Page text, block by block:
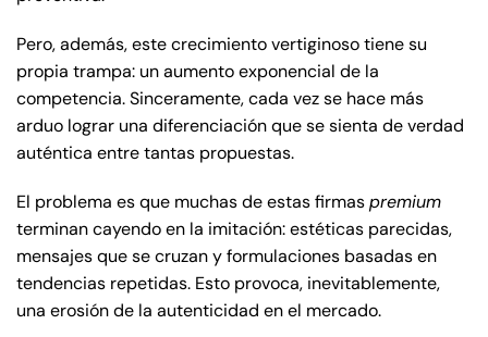
Pero, además, este crecimiento vertiginoso tiene su
propia trampa: un aumento exponencial de la
competencia. Sinceramente, cada vez se hace más
arduo lograr una diferenciación que se sienta de verdad
auténtica entre tantas propuestas.
El problema es que muchas de estas firmaspremium
terminan cayendo en la imitación: estéticas parecidas,
mensajes que se cruzan y formulaciones basadas en
tendencias repetidas. Esto provoca, inevitablemente,
una erosión de la autenticidad en el mercado.